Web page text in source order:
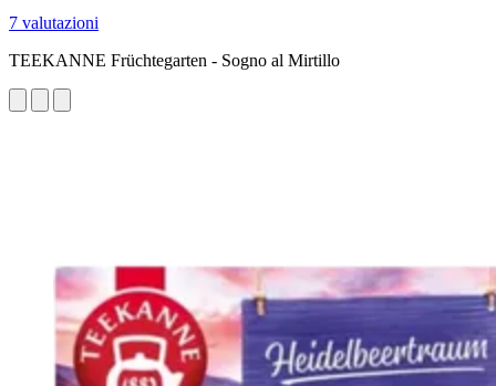
7 valutazioni
TEEKANNE Früchtegarten - Sogno al Mirtillo